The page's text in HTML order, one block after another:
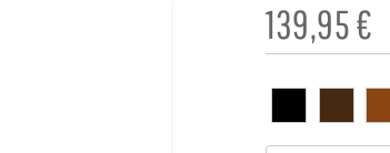
139,95€